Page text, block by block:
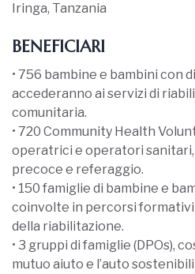
Iringa, Tanzania
BENEFICIARI
• 756 bambine e bambini con
accederanno ai servizi di
comunitaria.
• 720 Community Health
operatrici e operatori
precoce e referaggio.
• 150 famiglie di bambine e
coinvolte in percorsi
della riabilitazione.
• 3 gruppi di famiglie (DPOs),
mutuo aiuto e l’auto